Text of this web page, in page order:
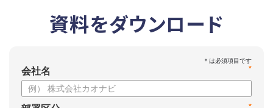
資料をダウンロード
*
会社名